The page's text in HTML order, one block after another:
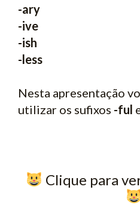
-ary
-ive
-ish
-less
Nesta apresentação
utilizar os sufixos -ful
Clique para